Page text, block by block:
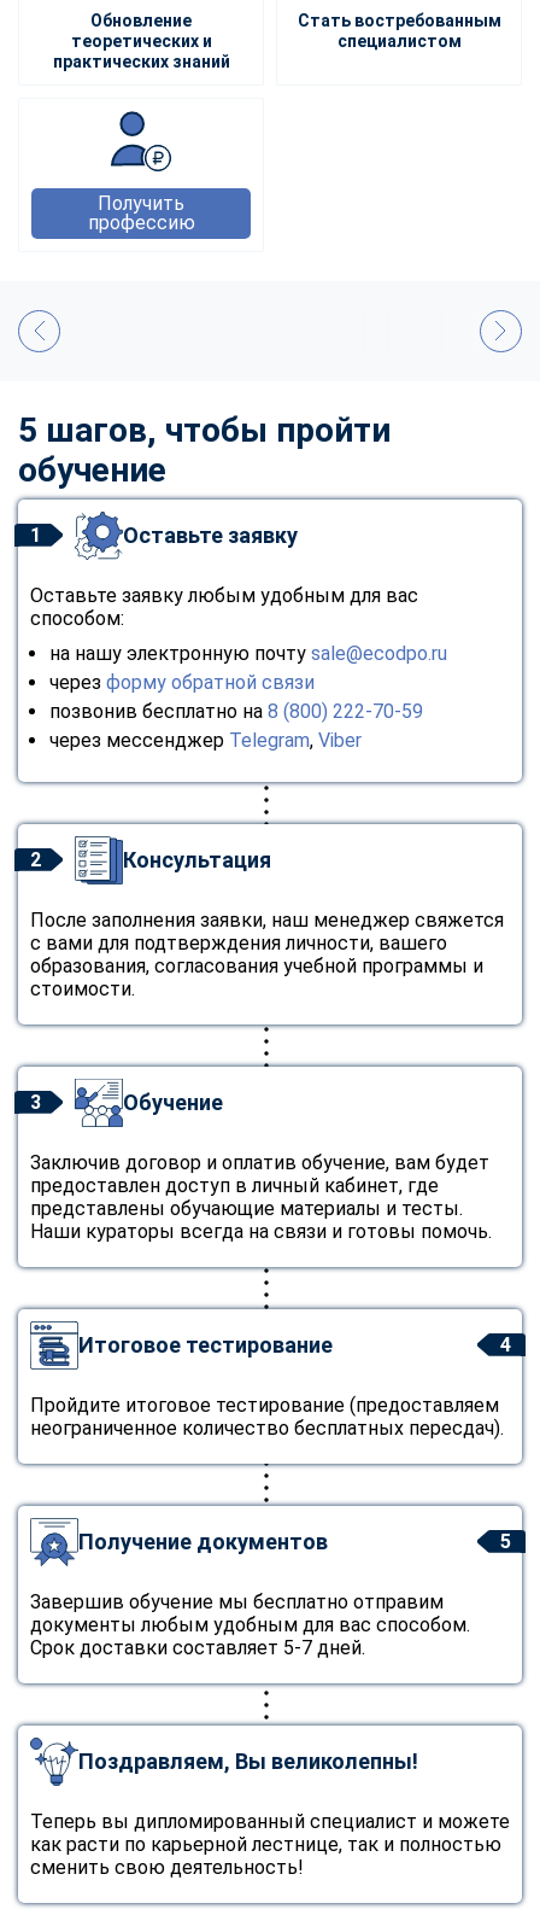
Обновление
теоретических и
практических знаний
Стать востребованным
специалистом
Получить
профессию
5 шагов, чтобы пройти
обучение
1 Оставьте заявку
Оставьте заявку любым удобным для вас
способом:
на нашу электронную почту sale@ecodpo.ru
через форму обратной связи
позвонив бесплатно на 8 (800) 222-70-59
через мессенджер Telegram, Viber
2 Консультация
После заполнения заявки, наш менеджер свяжется
с вами для подтверждения личности, вашего
образования, согласования учебной программы и
стоимости.
3 Обучение
Заключив договор и оплатив обучение, вам будет
предоставлен доступ в личный кабинет, где
представлены обучающие материалы и тесты.
Наши кураторы всегда на связи и готовы помочь.
4
Итоговое тестирование
Пройдите итоговое тестирование (предоставляем
неограниченное количество бесплатных пересдач).
5
Получение документов
Завершив обучение мы бесплатно отправим
документы любым удобным для вас способом.
Срок доставки составляет 5-7 дней.
Поздравляем, Вы великолепны!
Теперь вы дипломированный специалист и можете
как расти по карьерной лестнице, так и полностью
сменить свою деятельность!